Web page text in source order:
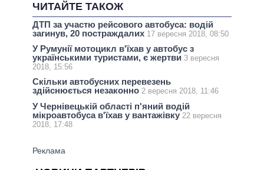
ЧИТАЙТЕ ТАКОЖ
ДТП за участю рейсового автобуса: водій
загинув, 20 постраждалих 17 вересня 2018, 08:50
У Румунії мотоцикл в'їхав у автобус з
українськими туристами, є жертви 3 вересня
2018, 15:56
Скільки автобусних перевезень
здійснюється незаконно 2 вересня 2018, 11:46
У Чернівецькій області п'яний водій
мікроавтобуса в'їхав у вантажівку 22 вересня
2018, 17:48